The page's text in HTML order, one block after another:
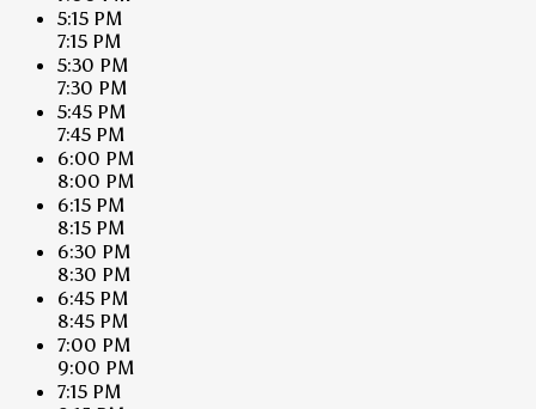
5:15 PM
7:15 PM
5:30 PM
7:30 PM
5:45 PM
7:45 PM
6:00 PM
8:00 PM
6:15 PM
8:15 PM
6:30 PM
8:30 PM
6:45 PM
8:45 PM
7:00 PM
9:00 PM
7:15 PM